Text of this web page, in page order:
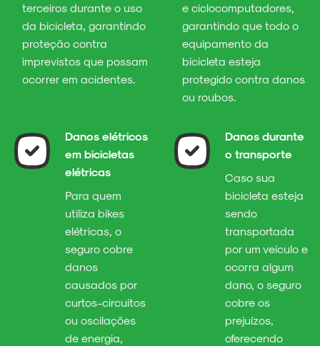
terceiros durante o uso
da bicicleta, garantindo
proteção contra
imprevistos que possam
ocorrer em acidentes.
e ciclocomputadores,
garantindo que todo o
equipamento da
bicicleta esteja
protegido contra danos
ou roubos.
Danos elétricos
em bicicletas
elétricas
Para quem
utiliza bikes
elétricas, o
seguro cobre
danos
causados por
curtos-circuitos
ou oscilações
de energia,
Danos durante
o transporte
Caso sua
bicicleta esteja
sendo
transportada
por um veículo e
ocorra algum
dano, o seguro
cobre os
prejuízos,
oferecendo